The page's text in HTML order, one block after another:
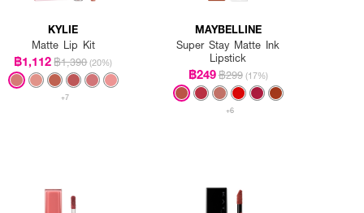
KYLIE
Matte Lip Kit
฿1,112฿1,390 (20%)
+7
MAYBELLINE
Super Stay Matte Ink
Lipstick
฿249฿299 (17%)
+6